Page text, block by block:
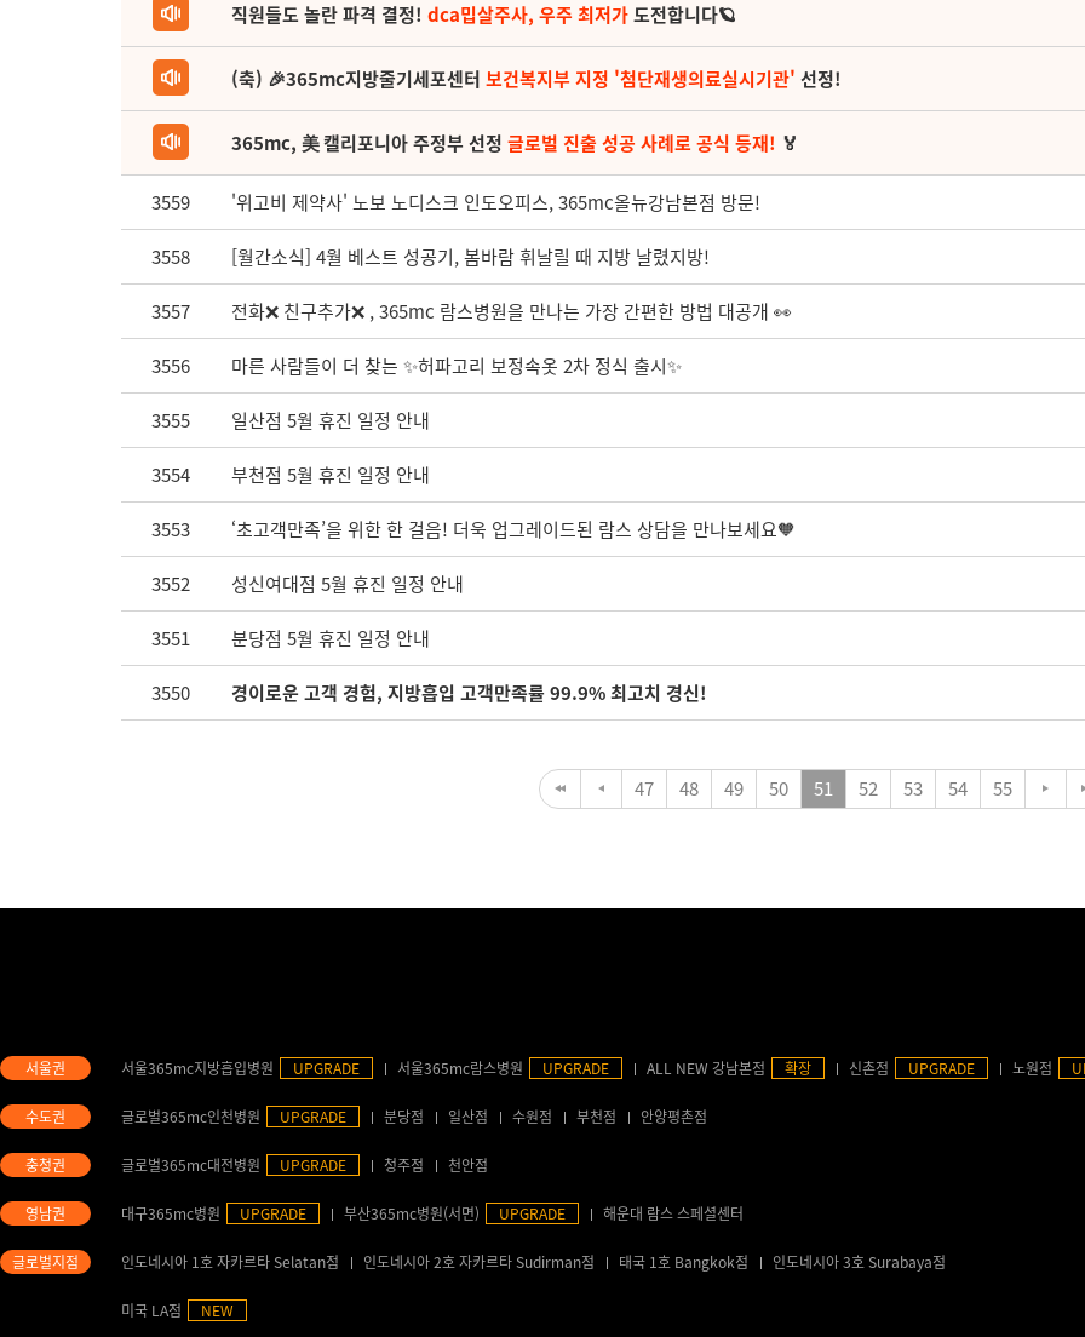
직원들도 놀란 파격 결정! dca밉살주사, 우주 최저가도전합니다🪐
(축) 🎉365mc지방줄기세포센터 보건복지부 지정 '첨단재생의료실시기관' 선정!
365mc, 美 캘리포니아 주정부 선정 글로벌 진출 성공 사례로 공식 등재! 🏅
3559 '위고비 제약사' 노보 노디스크 인도오피스, 365mc올뉴강남본점 방문!
3558 [월간소식] 4월 베스트 성공기, 봄바람 휘날릴 때 지방 날렸지방!
3557 전화❌ 친구추가❌ , 365mc 람스병원을 만나는 가장 간편한 방법 대공개 👀
3556 마른 사람들이 더 찾는 ✨허파고리 보정속옷 2차 정식 출시✨
3555 일산점 5월 휴진 일정 안내
3554 부천점 5월 휴진 일정 안내
3553 ‘초고객만족’을 위한 한 걸음! 더욱 업그레이드된 람스 상담을 만나보세요🧡
3552 성신여대점 5월 휴진 일정 안내
3551 분당점 5월 휴진 일정 안내
3550 경이로운 고객 경험, 지방흡입 고객만족률 99.9% 최고치 경신!
47 48 49 50 51 52 53 54 55
서울365mc지방흡입병원 UPGRADE 서울365mc람스병원 UPGRADE ALL NEW 강남본점 확장 신촌점 UPGRADE 노원점
글로벌365mc인천병원 UPGRADE 분당점 일산점 수원점 부천점 안양평촌점
글로벌365mc대전병원 UPGRADE 청주점 천안점
대구365mc병원 UPGRADE 부산365mc병원(서면) UPGRADE 해운대 람스 스페셜센터
인도네시아 1호 자카르타 Selatan점 인도네시아 2호 자카르타 Sudirman점 태국 1호 Bangkok점 인도네시아 3호 Surabaya점
미국 LA점 NEW